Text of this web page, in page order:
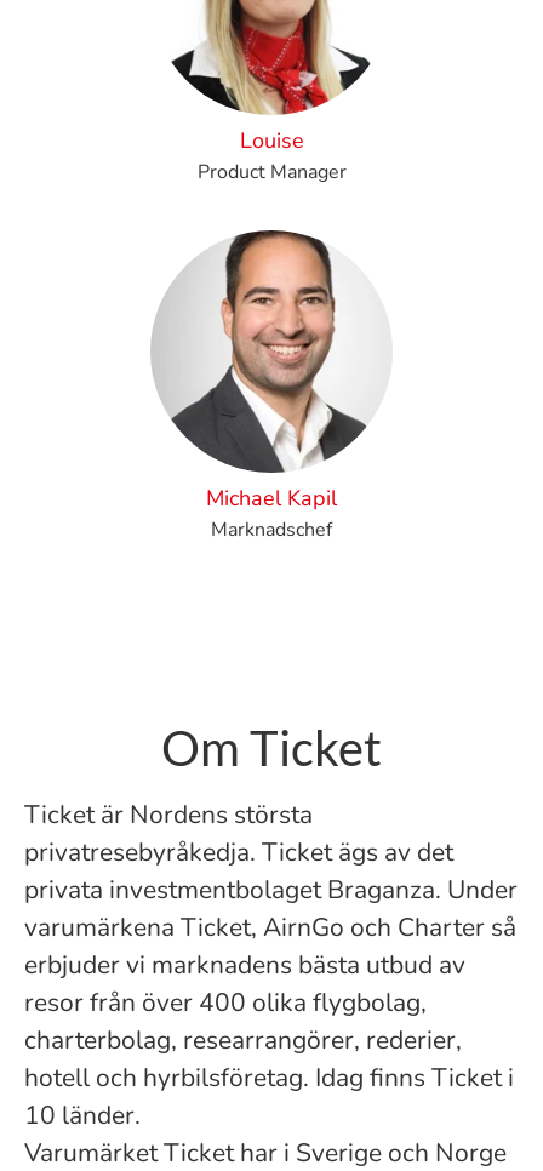
Louise
Product Manager
Michael Kapil
Marknadschef
Om Ticket
Ticket är Nordens största
privatresebyråkedja. Ticket ägs av det
privata investmentbolaget Braganza. Under
varumärkena Ticket, AirnGo och Charter så
erbjuder vi marknadens bästa utbud av
resor från över 400 olika flygbolag,
charterbolag, researrangörer, rederier,
hotell och hyrbilsföretag. Idag finns Ticket i
10 länder.
Varumärket Ticket har i Sverige och Norge